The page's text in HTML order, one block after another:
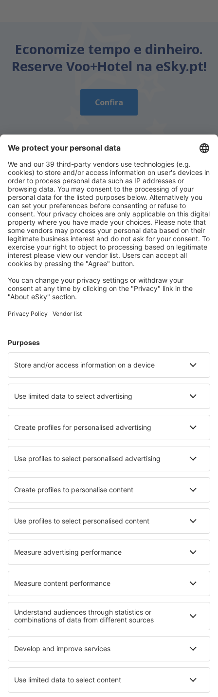
Economize tempo e dinheiro.
Reserve Voo+Hotel na eSky.pt!
Confira
Descarregue a nossa appe planeie
convenientemente as suas viagens
Planeie a sua viagem
Voos baratos
Alojamentos
Voo+Hotel
Hotéis
Transferência
Atrações
Eventos desportivos
Saiba mais
Aplicação de telemóvel
Linhas aéreas
Ryanair
TAP Portugal
easyJet
Azores Airlines
Transavia
Sobre a eSky
Termos e condições
Minhas reservas
Política de Privacidade
Assistência e contacto